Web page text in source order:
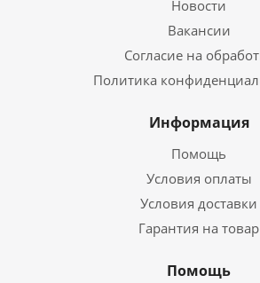
Новости
Вакансии
Согласие на
Политика
Информация
Помощь
Условия оплаты
Условия доставки
Гарантия на товар
Помощь